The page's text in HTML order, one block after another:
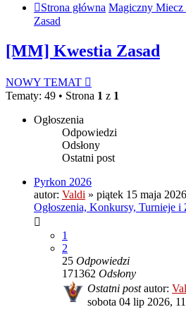
Strona główna Magiczny
Zasad
[MM] Kwestia Zasad
NOWY TEMAT
Tematy: 49 • Strona 1 z 1
Ogłoszenia
Odpowiedzi
Odsłony
Ostatni post
Pyrkon 2026
autor: Valdi » piątek 15 maja
Ogłoszenia, Konkursy, Turnieje i
1
2
25 Odpowiedzi
171362 Odsłony
Ostatni postautor:
sobota 04 lip 2026,